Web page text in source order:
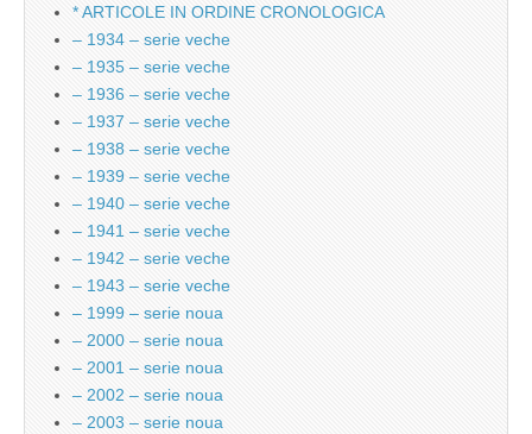
* ARTICOLE IN ORDINE CRONOLOGICA
– 1934 – serie veche
– 1935 – serie veche
– 1936 – serie veche
– 1937 – serie veche
– 1938 – serie veche
– 1939 – serie veche
– 1940 – serie veche
– 1941 – serie veche
– 1942 – serie veche
– 1943 – serie veche
– 1999 – serie noua
– 2000 – serie noua
– 2001 – serie noua
– 2002 – serie noua
– 2003 – serie noua